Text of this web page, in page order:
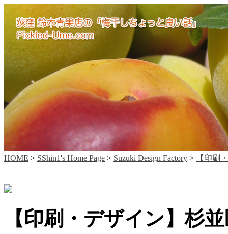
HOME > SShin1's Home Page > Suzuki Design Factory > 【印刷
【印刷・デザイン】杉